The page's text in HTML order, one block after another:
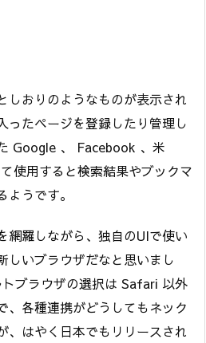
おりのようなものが表示され
ったページを登録したり管理し
Google 、 Facebook 、米
使用すると検索結果やブックマ
うです。
網羅しながら、独自のUIで使い
しいブラウザだなと思いまし
ブラウザの選択は Safari 以外
、各種連携がどうしてもネック
、はやく日本でもリリースされ